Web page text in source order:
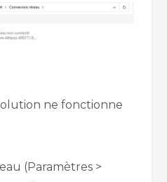
ne fonctionne
(Paramètres >